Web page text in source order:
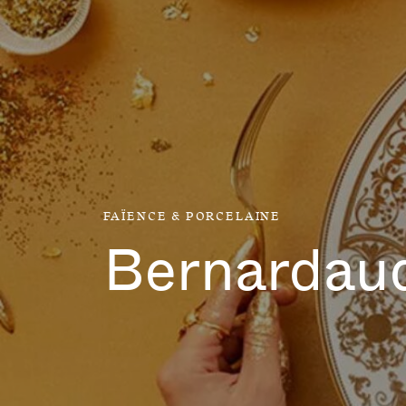
Aller directement au contenu
FAÏENCE & PORCELAINE